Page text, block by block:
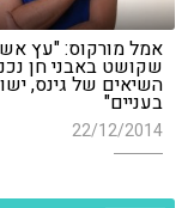
אמל מורקוס: "עץ
שקושט באבני חן
השיאים של גינס,
בעניים"
22/12/2014